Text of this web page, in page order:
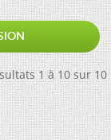
1 à 10 sur 10